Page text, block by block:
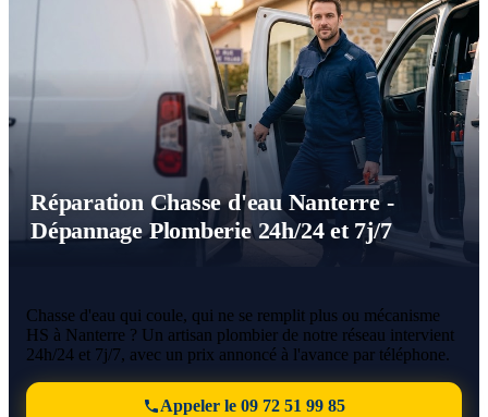
Réparation Chasse d'eau Nanterre -
Dépannage Plomberie 24h/24 et 7j/7
Chasse d'eau qui coule, qui ne se remplit plus ou mécanisme
HS à Nanterre ? Un artisan plombier de notre réseau intervient
24h/24 et 7j/7, avec un prix annoncé à l'avance par téléphone.
Appeler le 09 72 51 99 85